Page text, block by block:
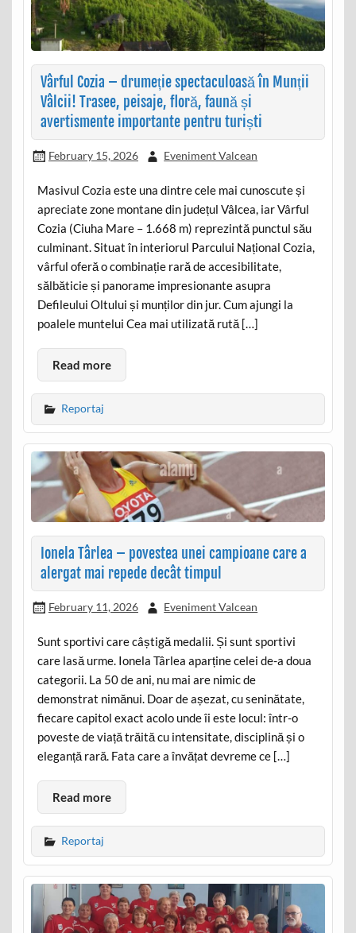
Vârful Cozia – drumeție spectaculoasă în Munții
Vâlcii! Trasee, peisaje, floră, faună și
avertismente importante pentru turiști
February 15, 2026 Eveniment Valcean
Masivul Cozia este una dintre cele mai cunoscute și
apreciate zone montane din județul Vâlcea, iar Vârful
Cozia (Ciuha Mare – 1.668 m) reprezintă punctul său
culminant. Situat în interiorul Parcului Național Cozia,
vârful oferă o combinație rară de accesibilitate,
sălbăticie și panorame impresionante asupra
Defileului Oltului și munților din jur. Cum ajungi la
poalele muntelui Cea mai utilizată rută […]
Read more
Reportaj
Ionela Târlea – povestea unei campioane care a
alergat mai repede decât timpul
February 11, 2026 Eveniment Valcean
Sunt sportivi care câștigă medalii. Și sunt sportivi
care lasă urme. Ionela Târlea aparține celei de-a doua
categorii. La 50 de ani, nu mai are nimic de
demonstrat nimănui. Doar de așezat, cu seninătate,
fiecare capitol exact acolo unde îi este locul: într-o
poveste de viață trăită cu intensitate, disciplină și o
eleganță rară. Fata care a învățat devreme ce […]
Read more
Reportaj